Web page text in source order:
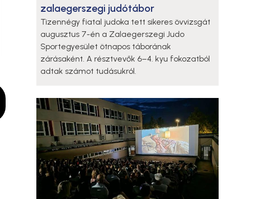
zalaegerszegi judótábor
Tizennégy fiatal judoka tett sikeres övvizsgát
augusztus 7-én a Zalaegerszegi Judo
Sportegyesület ötnapos táborának
zárásaként. A résztvevők 6–4. kyu fokozatból
adtak számot tudásukról.